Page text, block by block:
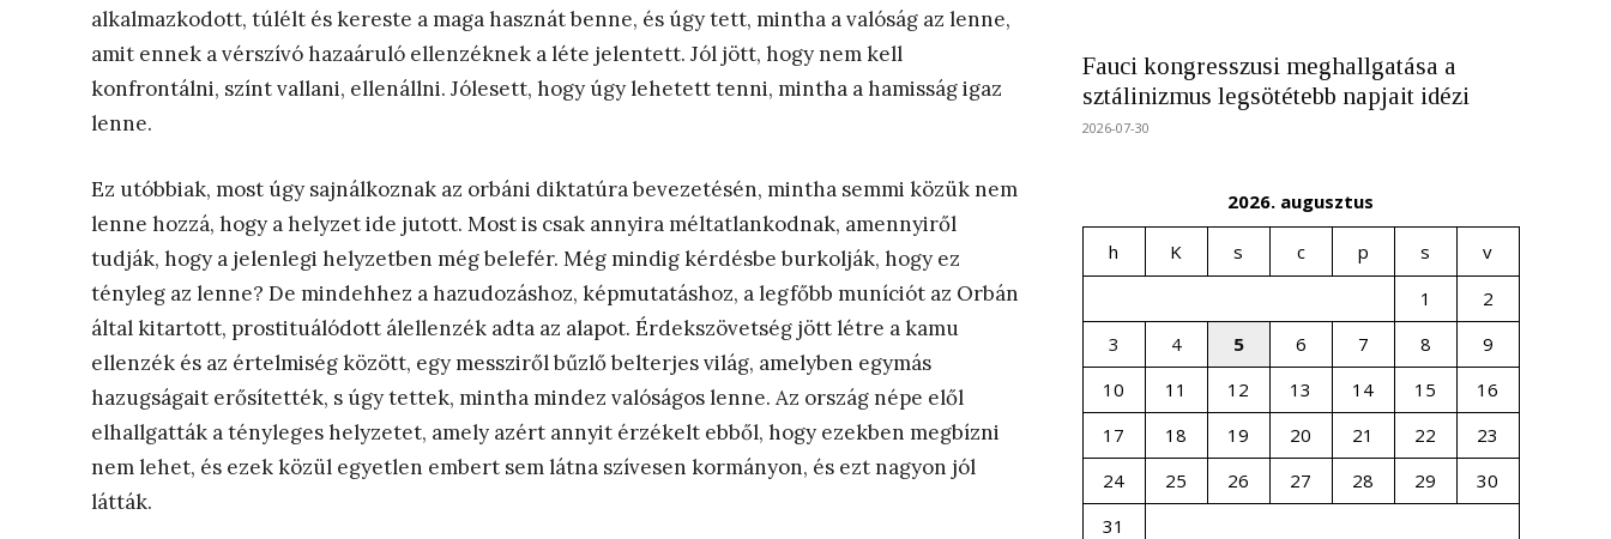
alkalmazkodott, túlélt és kereste a maga hasznát benne, és úgy tett, mintha a valóság az lenne,
amit ennek a vérszívó hazaáruló ellenzéknek a léte jelentett. Jól jött, hogy nem kell
konfrontálni, színt vallani, ellenállni. Jólesett, hogy úgy lehetett tenni, mintha a hamisság igaz
lenne.
Ez utóbbiak, most úgy sajnálkoznak az orbáni diktatúra bevezetésén, mintha semmi közük nem
lenne hozzá, hogy a helyzet ide jutott. Most is csak annyira méltatlankodnak, amennyiről
tudják, hogy a jelenlegi helyzetben még belefér. Még mindig kérdésbe burkolják, hogy ez
tényleg az lenne? De mindehhez a hazudozáshoz, képmutatáshoz, a legfőbb muníciót az Orbán
által kitartott, prostituálódott álellenzék adta az alapot. Érdekszövetség jött létre a kamu
ellenzék és az értelmiség között, egy messziről bűzlő belterjes világ, amelyben egymás
hazugságait erősítették, s úgy tettek, mintha mindez valóságos lenne. Az ország népe elől
elhallgatták a tényleges helyzetet, amely azért annyit érzékelt ebből, hogy ezekben megbízni
nem lehet, és ezek közül egyetlen embert sem látna szívesen kormányon, és ezt nagyon jól
látták.
Fauci kongresszusi meghallgatása a
sztálinizmus legsötétebb napjait idézi
2026-07-30
2026. augusztus
h K s c p s
v
1
2
3
4 5 6 7 8
9
10
11 12 13 14 15
16
17
18 19 20 21 22
23
24
25 26 27 28 29
30
31